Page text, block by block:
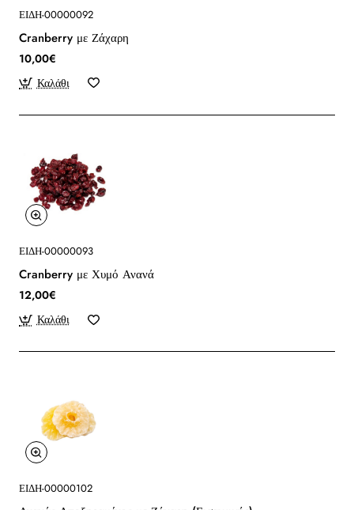
ΕΙΔΗ-00000092
Cranberry με Ζάχαρη
10,00€
Καλάθι
ΕΙΔΗ-00000093
Cranberry με Χυμό Ανανά
12,00€
Καλάθι
ΕΙΔΗ-00000102